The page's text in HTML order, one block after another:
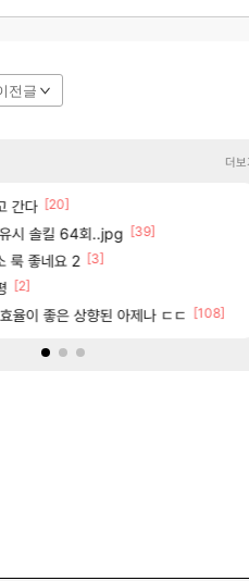
전글
더
간다 [20]
시 솔킬 64회..jpg [39]
룩 좋네요 2 [3]
[2]
율이 좋은 상향된 아제나 ㄷㄷ [108]
1.06 패치노트 (8/5)
만화 아시는 분 계신가요
쁜곳이 많은것 같습니다
압박, 메인보드값 오르나
D램 매출 점유율 7%…글로벌 4위로 부상